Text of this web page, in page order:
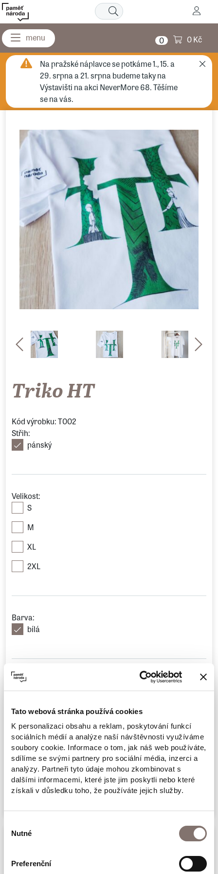
Tato webová stránka používá cookies
K personalizaci obsahu a reklam, poskytování funkcí
sociálních médií a analýze naší návštěvnosti využíváme
soubory cookie. Informace o tom, jak náš web používáte,
sdílíme se svými partnery pro sociální média, inzerci a
analýzy. Partneři tyto údaje mohou zkombinovat s
dalšími informacemi, které jste jim poskytli nebo které
získali v důsledku toho, že používáte jejich služby.
souhlasu
Nutné
Preferenční
0 0 Kč
Na pražské náplavce se potkáme 1., 15. a
29. srpna a 21. srpna budeme taky na
Výstavišti na akci NeverMore 68. Těšíme
se na vás.
Triko HT
Kód výrobku: T002
Střih:
pánský
Velikost:
S
M
XL
2XL
Barva:
bílá
450 Kč
329 Kč
Vložit do košíku
Dotaz na zboží
Poslat e-mailem